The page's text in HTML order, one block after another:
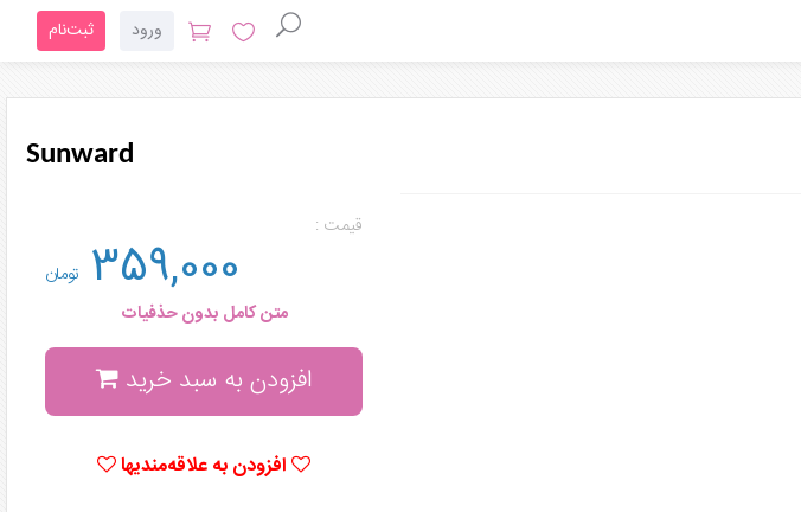
ورود ثبت‌نام
Sunward
قیمت :
359,000 تومان
متن کامل بدون حذفیات
افزودن به سبد خرید
افزودن به علاقه‌مندیها